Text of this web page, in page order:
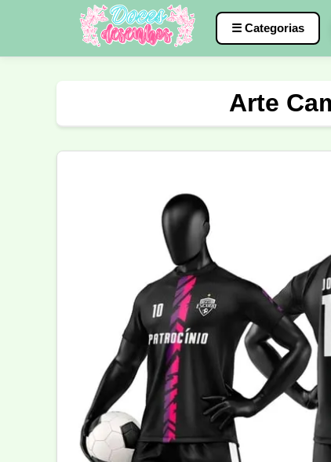
☰ Categorias
Ciclismo Nail
Língua Portuguesa
Arte